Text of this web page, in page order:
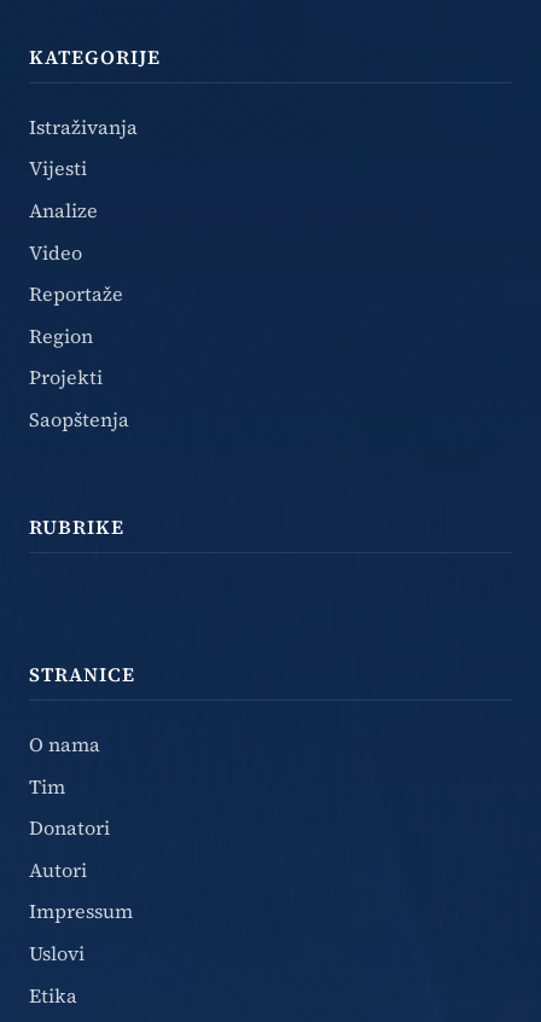
KATEGORIJE
Istraživanja
Vijesti
Analize
Video
Reportaže
Region
Projekti
Saopštenja
RUBRIKE
STRANICE
O nama
Tim
Donatori
Autori
Impressum
Uslovi
Etika